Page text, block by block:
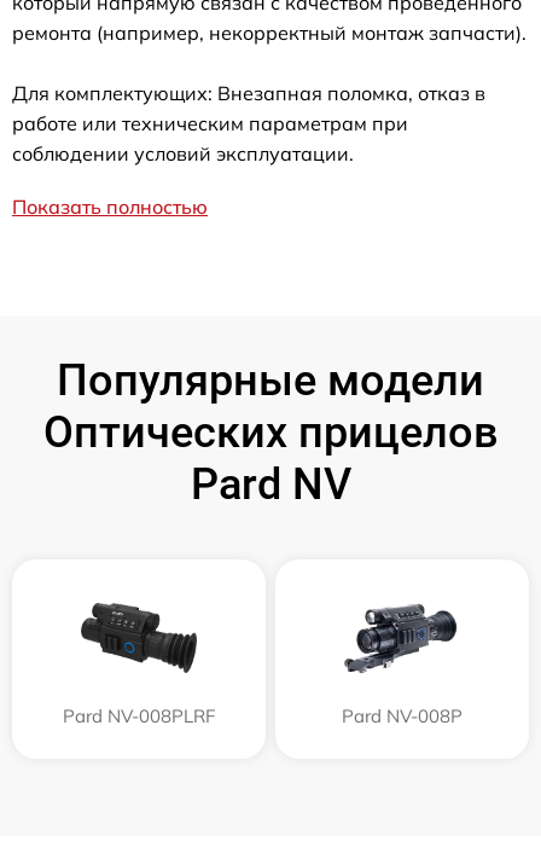
ремонта (например, некорректный монтаж запчасти).
Для комплектующих: Внезапная поломка, отказ в
работе или техническим параметрам при
соблюдении условий эксплуатации.
Показать полностью
Популярные модели
Оптических прицелов
Pard NV
Pard NV-008PLRF Pard NV-008P